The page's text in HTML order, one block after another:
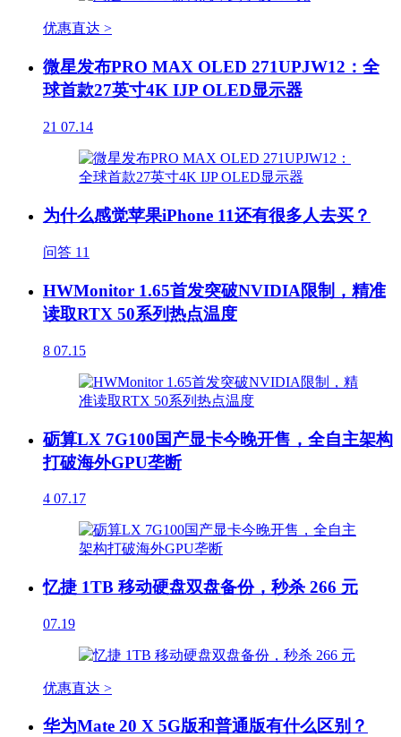
优惠直达 >
微星发布PRO MAX OLED 271UPJW12：全
球首款27英寸4K IJP OLED显示器
21 07.14
为什么感觉苹果iPhone 11还有很多人去买？
问答 11
HWMonitor 1.65首发突破NVIDIA限制，精准
读取RTX 50系列热点温度
8 07.15
砺算LX 7G100国产显卡今晚开售，全自主架构
打破海外GPU垄断
4 07.17
忆捷 1TB 移动硬盘双盘备份，秒杀 266 元
07.19
优惠直达 >
华为Mate 20 X 5G版和普通版有什么区别？